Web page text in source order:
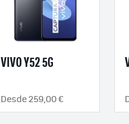
VIVO Y52 5G
Desde 259,00 €